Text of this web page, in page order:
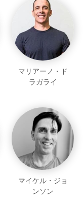
マリアーノ・ド
ラガライ
マイケル・ジョ
ンソン